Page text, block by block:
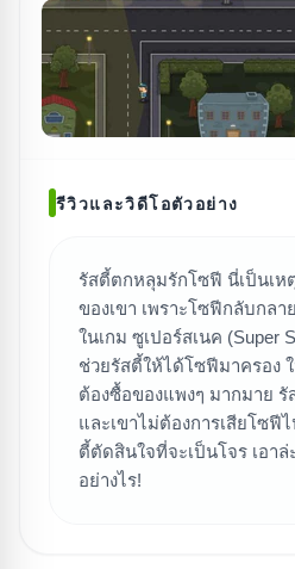
ค้นห
รีวิวและวิดีโอตัวอย่าง
รัสตี้ตกหลุมรักโซฟี นี่เป็นเ
ของเขา เพราะโซฟีกลับกล
ในเกม ซูเปอร์สเนค (Super
ช่วยรัสตี้ให้ได้โซฟีมาครอง
ต้องซื้อของแพงๆ มากมาย
และเขาไม่ต้องการเสียโซฟี
ตี้ตัดสินใจที่จะเป็นโจร เอา
อย่างไร!